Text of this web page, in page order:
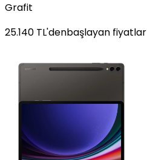
Grafit
25.140 TL'denbaşlayan fiyatlar